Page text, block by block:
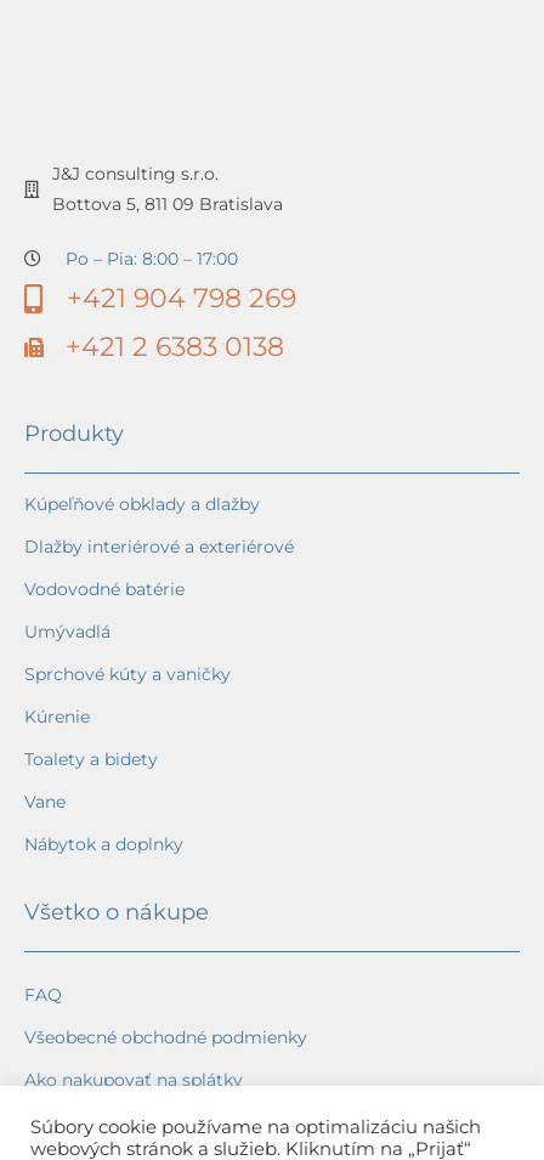
J&J consulting s.r.o.
Bottova 5, 811 09 Bratislava
Po – Pia: 8:00 – 17:00
+421 904 798 269
+421 2 6383 0138
Produkty
Kúpeľňové obklady a dlažby
Dlažby interiérové a exteriérové
Vodovodné batérie
Umývadlá
Sprchové kúty a vaničky
Kúrenie
Toalety a bidety
Vane
Nábytok a doplnky
Všetko o nákupe
FAQ
Všeobecné obchodné podmienky
Ako nakupovať na splátky
Ochrana osobných údajov
Súbory cookie používame na optimalizáciu našich
webových stránok a služieb. Kliknutím na „Prijať“